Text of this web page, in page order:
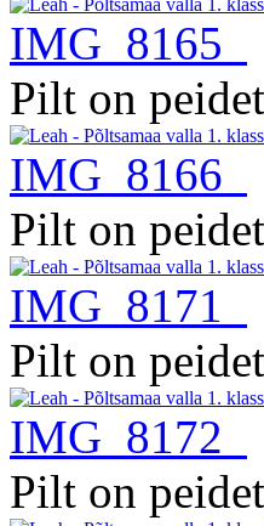
IMG_8165
Pilt on
IMG_8166
Pilt on
IMG_8171
Pilt on
IMG_8172
Pilt on